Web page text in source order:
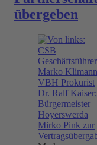
übergeben